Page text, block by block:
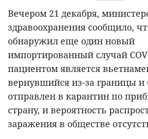
Вечером 21 декабря,
здравоохранения сообщило,
обнаружил еще один новый
импортированный случай
пациентом является
вернувшийся из-за границы и
отправлен в карантин по
страну, и вероятность
заражения в обществе